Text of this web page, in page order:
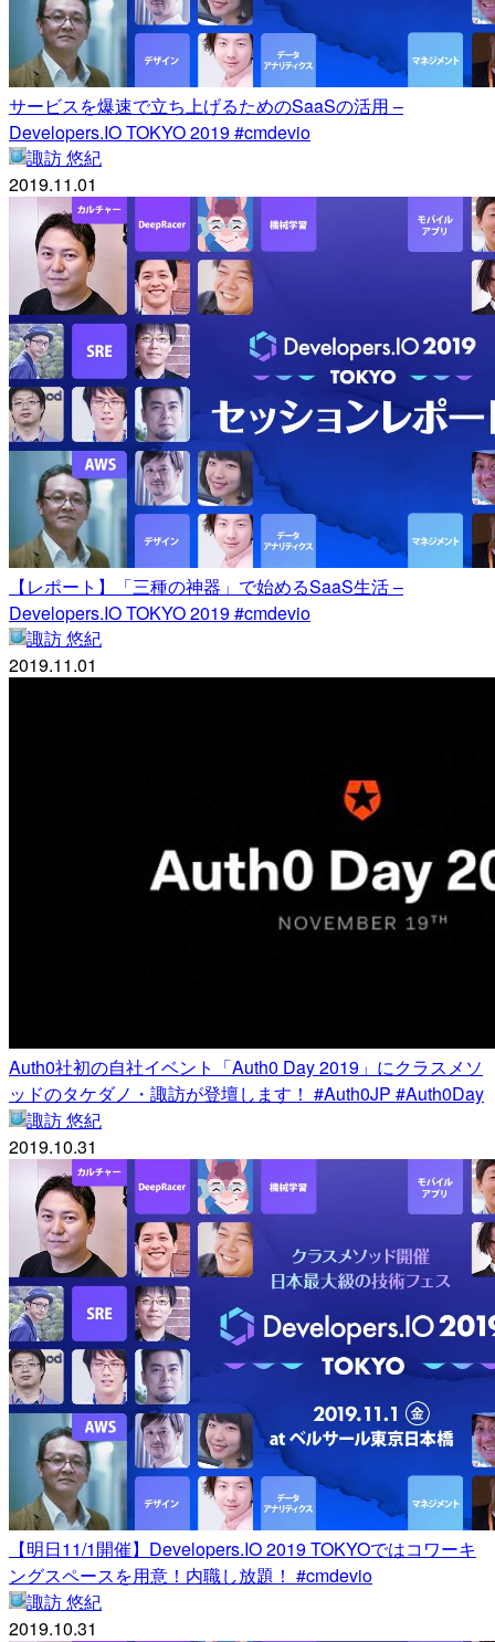
サービスを爆速で立ち上げるためのSaaSの活用 –
Developers.IO TOKYO 2019 #cmdevio
諏訪 悠紀
2019.11.01
【レポート】「三種の神器」で始めるSaaS生活 –
Developers.IO TOKYO 2019 #cmdevio
諏訪 悠紀
2019.11.01
Auth0社初の自社イベント「Auth0 Day 2019」にクラスメソ
ッドのタケダノ・諏訪が登壇します！ #Auth0JP #Auth0Day
諏訪 悠紀
2019.10.31
【明日11/1開催】Developers.IO 2019 TOKYOではコワーキ
ングスペースを用意！内職し放題！ #cmdevio
諏訪 悠紀
2019.10.31